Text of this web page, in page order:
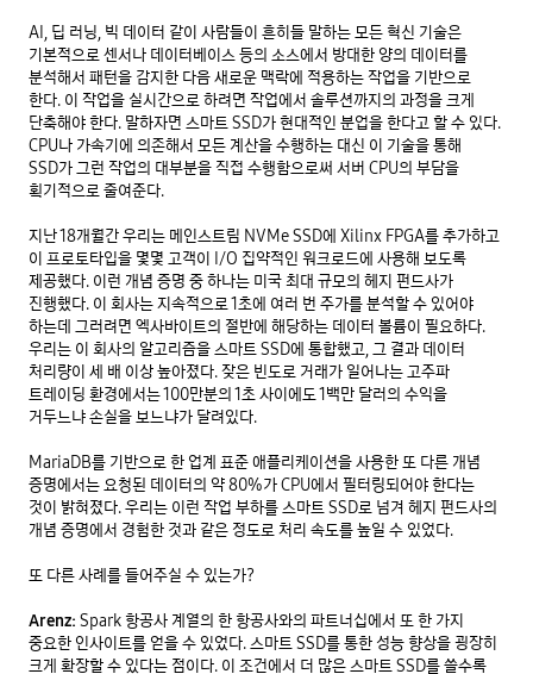
AI, 딥 러닝, 빅 데이터 같이 사람들이 흔히들 말하는 모든 혁신 기술은
기본적으로 센서나 데이터베이스 등의 소스에서 방대한 양의 데이터를
분석해서 패턴을 감지한 다음 새로운 맥락에 적용하는 작업을 기반으로
한다. 이 작업을 실시간으로 하려면 작업에서 솔루션까지의 과정을 크게
단축해야 한다. 말하자면 스마트 SSD가 현대적인 분업을 한다고 할 수 있다.
CPU나 가속기에 의존해서 모든 계산을 수행하는 대신 이 기술을 통해
SSD가 그런 작업의 대부분을 직접 수행함으로써 서버 CPU의 부담을
획기적으로 줄여준다.
지난 18개월간 우리는 메인스트림 NVMe SSD에 Xilinx FPGA를 추가하고
이 프로토타입을 몇몇 고객이 I/O 집약적인 워크로드에 사용해 보도록
제공했다. 이런 개념 증명 중 하나는 미국 최대 규모의 헤지 펀드사가
진행했다. 이 회사는 지속적으로 1초에 여러 번 주가를 분석할 수 있어야
하는데 그러려면 엑사바이트의 절반에 해당하는 데이터 볼륨이 필요하다.
우리는 이 회사의 알고리즘을 스마트 SSD에 통합했고, 그 결과 데이터
처리량이 세 배 이상 높아졌다. 잦은 빈도로 거래가 일어나는 고주파
트레이딩 환경에서는 100만분의 1초 사이에도 1백만 달러의 수익을
거두느냐 손실을 보느냐가 달려있다.
MariaDB를 기반으로 한 업계 표준 애플리케이션을 사용한 또 다른 개념
증명에서는 요청된 데이터의 약 80%가 CPU에서 필터링되어야 한다는
것이 밝혀졌다. 우리는 이런 작업 부하를 스마트 SSD로 넘겨 헤지 펀드사의
개념 증명에서 경험한 것과 같은 정도로 처리 속도를 높일 수 있었다.
또 다른 사례를 들어주실 수 있는가?
Arenz: Spark 항공사 계열의 한 항공사와의 파트너십에서 또 한 가지
중요한 인사이트를 얻을 수 있었다. 스마트 SSD를 통한 성능 향상을 굉장히
크게 확장할 수 있다는 점이다. 이 조건에서 더 많은 스마트 SSD를 쓸수록